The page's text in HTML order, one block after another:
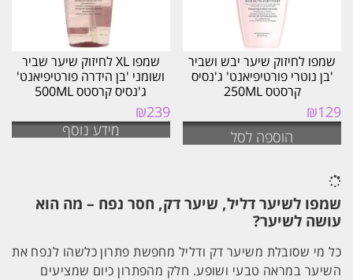
שמפו לחיזוק שיער יבש ושביר
'בן נוטרי פורטיפיאנט' ג'נסיס
קרסטס 250ML
₪129
הוספה לסל
שמפו XL לחיזוק שיער שביר
ושומני 'בן הידרה פורטיפיאנט'
ג'נסיס קרסטס 500ML
₪239
מידע נוסף
שמפו לשיער דליל, שיער דק, חסר נפח – מה הוא
עושה לשיער?
כל מי שסובלת משיער דק ודליל מחפשת פתרון כלשהו לנפח את
השיער במראה טבעי ושופע. חלק מהפתרון כיום שמציעים